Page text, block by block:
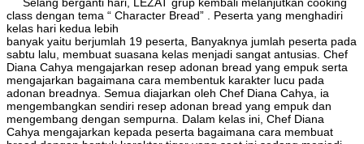
class dengan tema “ Character Bread” . Peserta yang menghadiri
kelas hari kedua lebih
banyak yaitu berjumlah 19 peserta, Banyaknya jumlah peserta pada
sabtu lalu, membuat suasana kelas menjadi sangat antusias. Chef
Diana Cahya mengajarkan resep adonan bread yang empuk serta
mengajarkan bagaimana cara membentuk karakter lucu pada
adonan breadnya. Semua diajarkan oleh Chef Diana Cahya, ia
mengembangkan sendiri resep adonan bread yang empuk dan
mengembang dengan sempurna. Dalam kelas ini, Chef Diana
Cahya mengajarkan kepada peserta bagaimana cara membuat